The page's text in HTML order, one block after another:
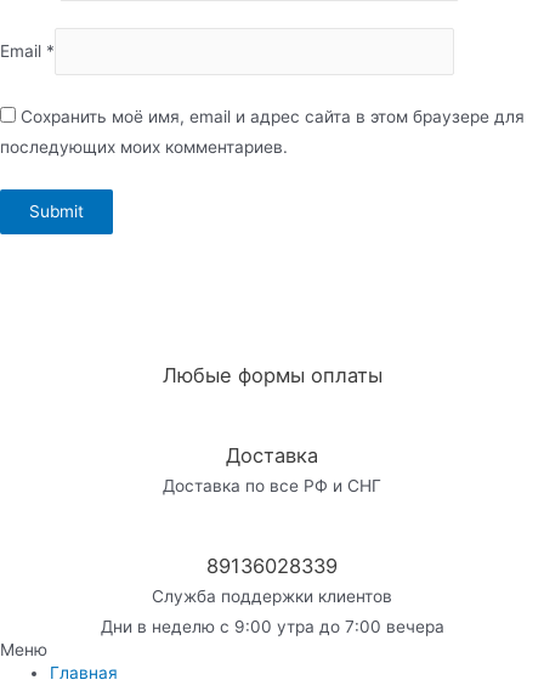
Email *
Сохранить моё имя, email и адрес сайта в этом браузере для
последующих моих комментариев.
Любые формы оплаты
Доставка
Доставка по все РФ и СНГ
89136028339
Служба поддержки клиентов
Дни в неделю с 9:00 утра до 7:00 вечера
Меню
Главная